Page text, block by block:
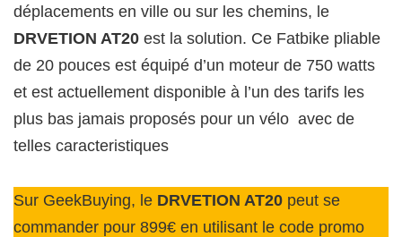
déplacements en ville ou sur les chemins, le
DRVETION AT20 est la solution. Ce Fatbike pliable
de 20 pouces est équipé d’un moteur de 750 watts
et est actuellement disponible à l’un des tarifs les
plus bas jamais proposés pour un vélo avec de
telles caracteristiques
Sur GeekBuying, le DRVETION AT20 peut se
commander pour 899€ en utilisant le code promo